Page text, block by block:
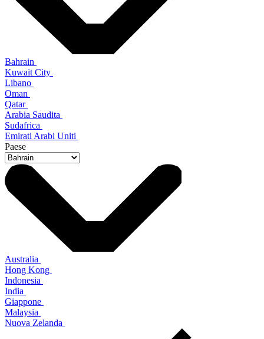
Bahrain
Kuwait City
Libano
Oman
Qatar
Arabia Saudita
Sudafrica
Emirati Arabi Uniti
Paese
Australia
Hong Kong
Indonesia
India
Giappone
Malaysia
Nuova Zelanda